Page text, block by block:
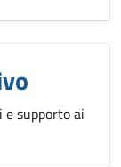
supporto ai